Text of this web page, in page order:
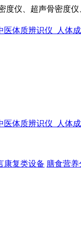
度仪、超声骨密度
康复类设备 膳食营